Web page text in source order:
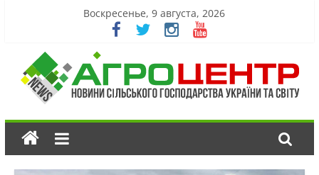
Воскресенье, 9 августа, 2026